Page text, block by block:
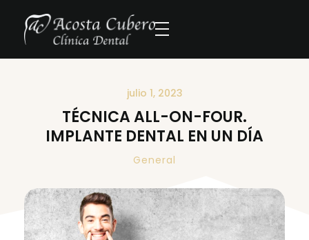
julio 1, 2023
TÉCNICA ALL-ON-FOUR.
IMPLANTE DENTAL EN UN DÍA
General